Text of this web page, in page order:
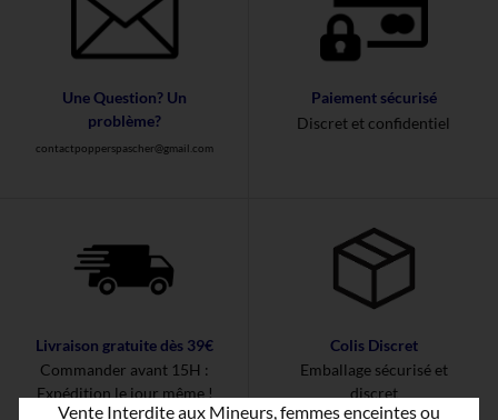
Une Question? Un
problème?
contactpopperspascher@gmail.com
Paiement sécurisé
Discret et confidentiel
Livraison gratuite dès 39€
Commander avant 15H :
Expédition le jour même !
Colis Discret
Emballage sécurisé et
discret
Vente Interdite aux Mineurs, femmes enceintes ou